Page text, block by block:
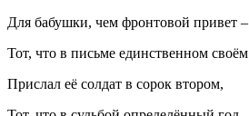
Для бабушки, чем фронтовой привет –
Тот, что в письме единственном своём
Прислал её солдат в сорок втором,